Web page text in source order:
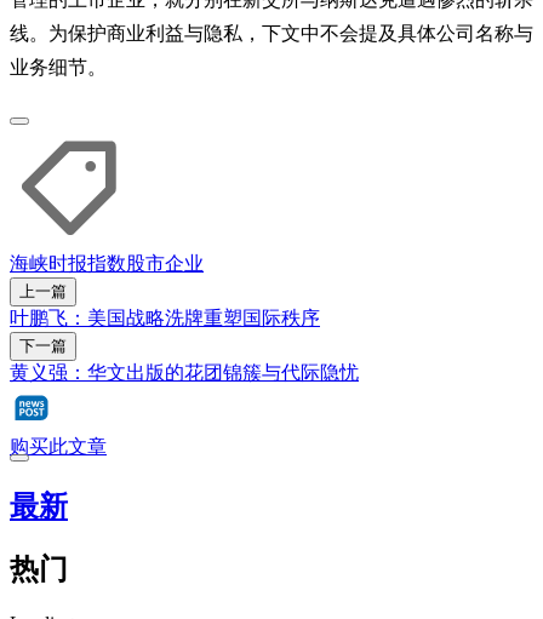
线。为保护商业利益与隐私，下文中不会提及具体公司名称与
业务细节。
海峡时报指数股市企业
上一篇
叶鹏飞：美国战略洗牌重塑国际秩序
下一篇
黄义强：华文出版的花团锦簇与代际隐忧
购买此文章
最新
热门